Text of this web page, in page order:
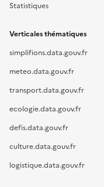
Statistiques
Verticales thématiques
simplifions.data.gouv.fr
meteo.data.gouv.fr
transport.data.gouv.fr
ecologie.data.gouv.fr
defis.data.gouv.fr
culture.data.gouv.fr
logistique.data.gouv.fr